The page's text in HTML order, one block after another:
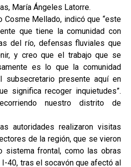
María Ángeles Latorre.
Cosme Mellado, indicó que “este
que tiene la comunidad con
del río, defensas fluviales que
y creo que el trabajo que se
es lo que la comunidad
subsecretario presente aquí en
significa recoger inquietudes”.
nuestro distrito de
autoridades realizaron visitas
de la región, que se vieron
sistema frontal, como las obras
40, tras el socavón que afectó al